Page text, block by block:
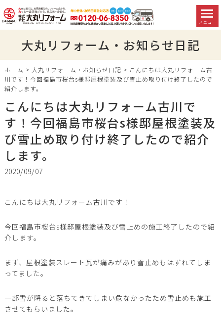
メニュー
大丸リフォーム・お知らせ日記
ホーム > 大丸リフォーム・お知らせ日記 > こんにちは大丸リフォーム古
川です！今回福島市桜台s様邸屋根塗装及び雪止め取り付け終了したので
紹介します。
こんにちは大丸リフォーム古川で
す！今回福島市桜台s様邸屋根塗装及
び雪止め取り付け終了したので紹介
します。
2020/09/07
こんにちは大丸リフォーム古川です！
今回福島市桜台s様邸屋根塗装及び雪止めの施工終了したので紹
介します。
まず、屋根塗装スレート瓦が痛みがあり雪止めもはずれてしま
ってました。
一部雪が降ると落ちてきてしまい危なかったため雪止めも施工
させてもらいました。